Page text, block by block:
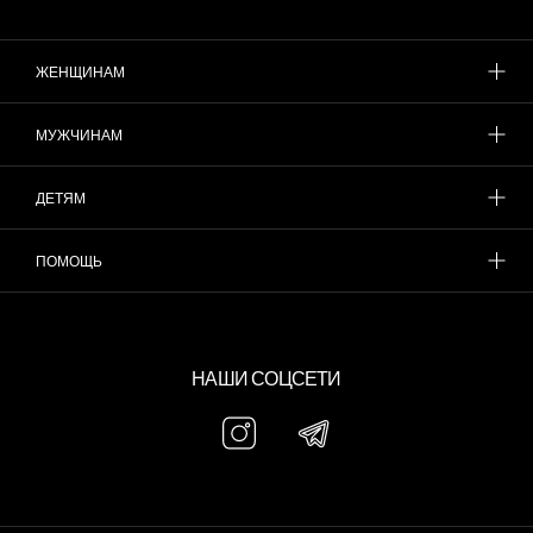
ЖЕНЩИНАМ
МУЖЧИНАМ
ДЕТЯМ
ПОМОЩЬ
НАШИ СОЦСЕТИ